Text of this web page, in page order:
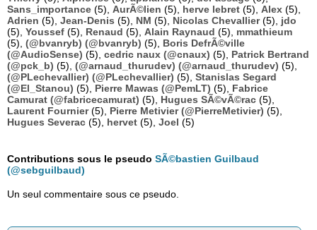
Sans_importance (5), AurÃ©lien (5), herve lebret (5), Alex (5),
Adrien (5), Jean-Denis (5), NM (5), Nicolas Chevallier(5), jdo
(5), Youssef (5), Renaud (5), Alain Raynaud (5), mmathieum
(5), (@bvanryb) (@bvanryb) (5), Boris DefrÃ©ville
(@AudioSense) (5), cedric naux (@cnaux) (5), Patrick Bertrand
(@pck_b) (5), (@arnaud_thurudev) (@arnaud_thurudev) (5),
(@PLechevallier) (@PLechevallier) (5), Stanislas Segard
(@El_Stanou) (5), Pierre Mawas (@PemLT) (5), Fabrice
Camurat (@fabricecamurat) (5), Hugues SÃ©vÃ©rac (5),
Laurent Fournier(5), Pierre Metivier (@PierreMetivier) (5),
Hugues Severac (5), hervet (5), Joel (5)
Contributions sous le pseudo SÃ©bastien Guilbaud
(@sebguilbaud)
Un seul commentaire sous ce pseudo.